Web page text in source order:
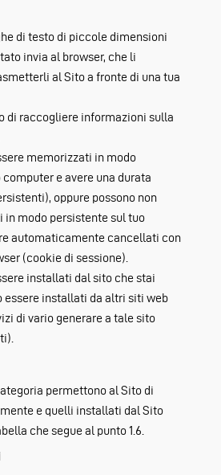
di testo di piccole dimensioni
invia al browser, che li
al Sito a fronte di una tua
di raccogliere informazioni sulla
memorizzati in modo
e avere una durata
oppure possono non
in modo persistente sul tuo
automaticamente cancellati con
(cookie di sessione).
installati dal sito che stai
essere installati da altri siti web
di vario generare a tale sito
permettono al Sito di
e quelli installati dal Sito
che segue al punto 1.6.